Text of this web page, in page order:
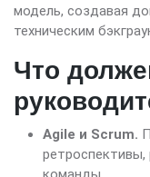
модель, создавая
техническим
Что
Agile и Scrum.
ретроспективы,